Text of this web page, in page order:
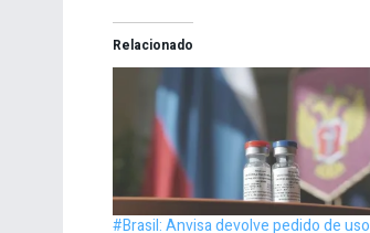
Relacionado
#Brasil: Anvisa devolve pedido de uso